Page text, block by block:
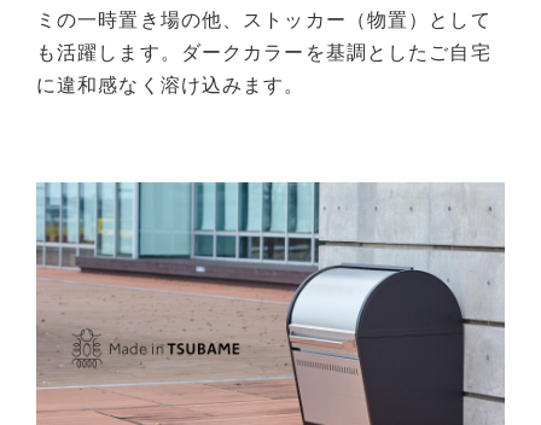
ミの一時置き場の他、ストッカー（物置）として
も活躍します。ダークカラーを基調としたご自宅
に違和感なく溶け込みます。